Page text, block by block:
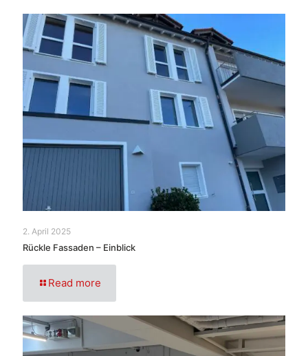
2. April 2025
Rückle Fassaden – Einblick
Read more